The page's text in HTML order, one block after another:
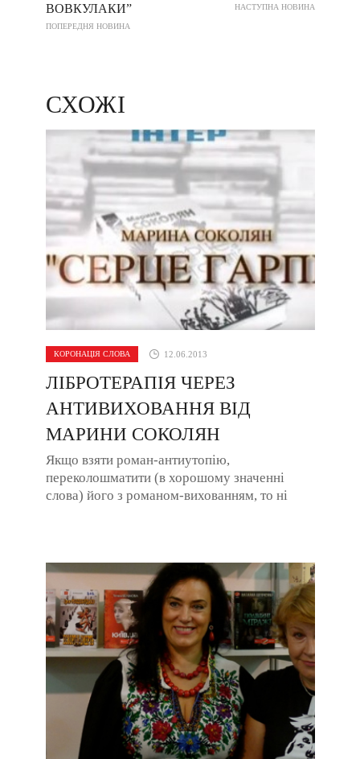
ВОВКУЛАКИ”
ПОПЕРЕДНЯ НОВИНА
НАСТУПНА НОВИНА
СХОЖІ
КОРОНАЦІЯ СЛОВА 12.06.2013
ЛІБРОТЕРАПІЯ ЧЕРЕЗ
АНТИВИХОВАННЯ ВІД
МАРИНИ СОКОЛЯН
Якщо взяти роман-антиутопію,
переколошматити (в хорошому значенні
слова) його з романом-вихованням, то ні